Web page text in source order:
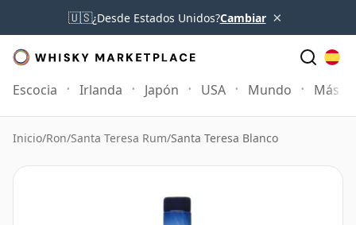
🇺🇸¿Desde Estados Unidos?Cambiar ×
Escocia Irlanda Japón USA Mundo Más
Inicio/Ron/Santa Teresa Rum/Santa Teresa Blanco